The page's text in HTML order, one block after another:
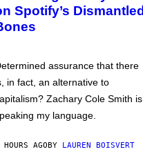
Spotify’s Dismantled
assurance that there
in fact, an alternative to
Zachary Cole Smith is
my language.
AGOBY LAUREN BOISVERT